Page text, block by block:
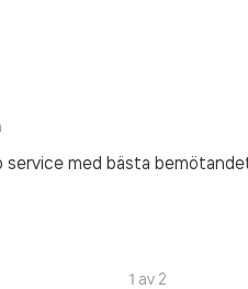
med bästa
1 av 2